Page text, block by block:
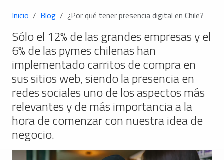
Inicio Blog ¿Por qué tener presencia digital en Chile?
Sólo el 12% de las grandes empresas y el
6% de las pymes chilenas han
implementado carritos de compra en
sus sitios web, siendo la presencia en
redes sociales uno de los aspectos más
relevantes y de más importancia a la
hora de comenzar con nuestra idea de
negocio.